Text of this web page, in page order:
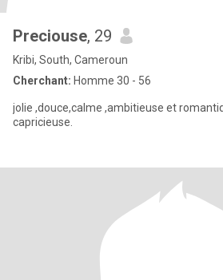
Preciouse, 29
Kribi, South, Cameroun
Cherchant: Homme 30 - 56
jolie ,douce,calme ,ambitieuse et
capricieuse.